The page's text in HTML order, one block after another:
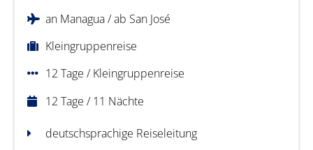
an Managua / ab San José
Kleingruppenreise
12 Tage / Kleingruppenreise
12 Tage / 11 Nächte
deutschsprachige Reiseleitung